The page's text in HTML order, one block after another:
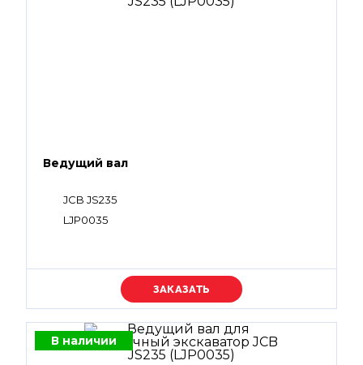
Ведущий вал
JCB JS235
LJP0035
Уточняйте цену
В наличии